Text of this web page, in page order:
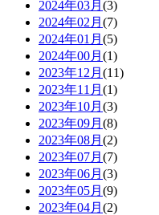
2024年03月 (3)
2024年02月 (7)
2024年01月 (5)
2024年00月 (1)
2023年12月 (11)
2023年11月 (1)
2023年10月 (3)
2023年09月 (8)
2023年08月 (2)
2023年07月 (7)
2023年06月 (3)
2023年05月 (9)
2023年04月 (2)